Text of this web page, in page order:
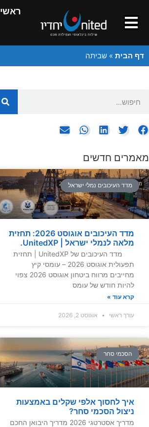
ראשי
דף הבית » שביתה
מאמרים חדשים
מדד העיכובים נמלי ישראל
מדד העיכובים אוגוסט 2026: תחזית
מלאה לנמלי ישראל | UnitedXP.
מדד העיכובים של UnitedXP | תחזית
תפעולית אוגוסט 2026 – עומסי קיץ
מחייבים מרווח ביטחון אוגוסט 2026 צפוי
להיות חודש של עומס
קרא עוד »
עורך ראשי אוגוסט 2, 2026
הסכמי סחר
איך לחסוך אלפי שקלים באמצעות
ניצול הסכמי סחר?
מדריך אסטרטגי 2026 מדריך היבואן החכם